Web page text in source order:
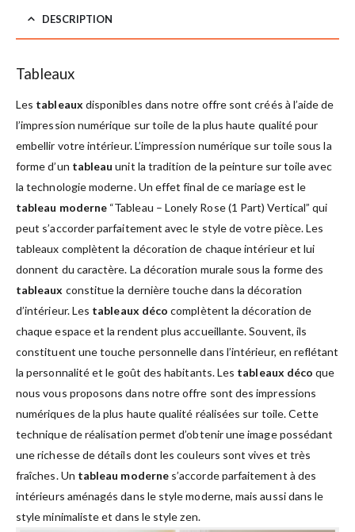
DESCRIPTION
Tableaux
Les tableaux disponibles dans notre offre sont créés à l’aide de
l’impression numérique sur toile de la plus haute qualité pour
embellir votre intérieur. L’impression numérique sur toile sous la
forme d’un tableau unit la tradition de la peinture sur toile avec
la technologie moderne. Un effet final de ce mariage est le
tableau moderne “Tableau – Lonely Rose (1 Part) Vertical” qui
peut s’accorder parfaitement avec le style de votre pièce. Les
tableaux complètent la décoration de chaque intérieur et lui
donnent du caractère. La décoration murale sous la forme des
tableaux constitue la dernière touche dans la décoration
d’intérieur. Les tableaux déco complètent la décoration de
chaque espace et la rendent plus accueillante. Souvent, ils
constituent une touche personnelle dans l’intérieur, en reflétant
la personnalité et le goût des habitants. Les tableaux déco que
nous vous proposons dans notre offre sont des impressions
numériques de la plus haute qualité réalisées sur toile. Cette
technique de réalisation permet d’obtenir une image possédant
une richesse de détails dont les couleurs sont vives et très
fraîches. Un tableau modernes’accorde parfaitement à des
intérieurs aménagés dans le style moderne, mais aussi dans le
style minimaliste et dans le style zen.